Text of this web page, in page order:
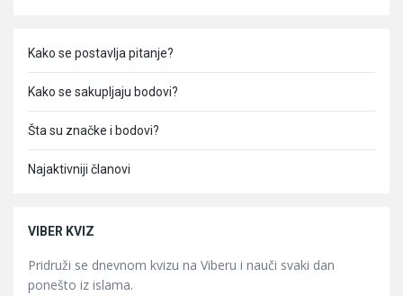
Kako se postavlja pitanje?
Kako se sakupljaju bodovi?
Šta su značke i bodovi?
Najaktivniji članovi
VIBER KVIZ
Pridruži se dnevnom kvizu na Viberu i nauči svaki dan
ponešto iz islama.